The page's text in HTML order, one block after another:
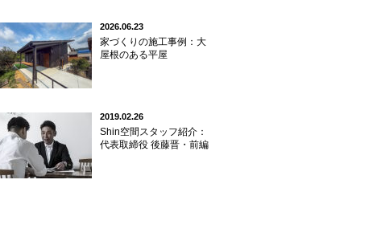
2026.06.23
家づくりの施工事例：大
屋根のある平屋
2019.02.26
Shin空間スタッフ紹介：
代表取締役 後藤晋・前編